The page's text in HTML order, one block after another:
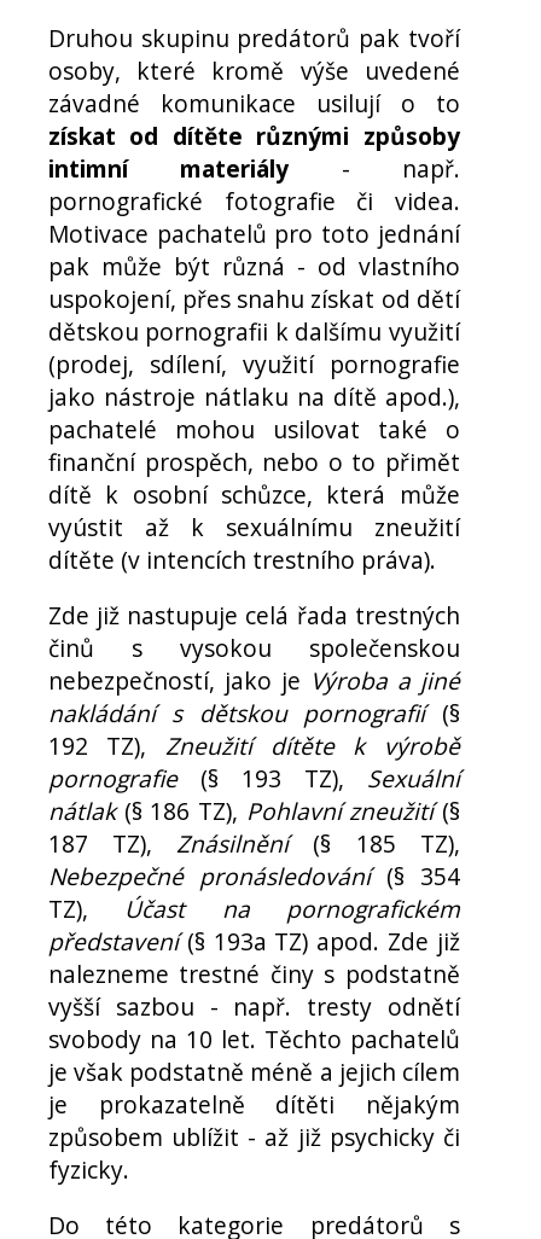
Druhou skupinu predátorů pak tvoří
osoby, které kromě výše uvedené
závadné komunikace usilují o to
získat od dítěte různými způsoby
intimní materiály- např.
pornografické fotografie či videa.
Motivace pachatelů pro toto jednání
pak může být různá - od vlastního
uspokojení, přes snahu získat od dětí
dětskou pornografii k dalšímu využití
(prodej, sdílení, využití pornografie
jako nástroje nátlaku na dítě apod.),
pachatelé mohou usilovat také o
finanční prospěch, nebo o to přimět
dítě k osobní schůzce, která může
vyústit až k sexuálnímu zneužití
dítěte (v intencích trestního práva).
Zde již nastupuje celá řada trestných
činů s vysokou společenskou
nebezpečností, jako je Výroba a jiné
nakládání s dětskou pornografií(§
192 TZ), Zneužití dítěte k výrobě
pornografie(§ 193 TZ), Sexuální
nátlak(§ 186 TZ), Pohlavní zneužití(§
187 TZ),Znásilnění(§ 185 TZ),
Nebezpečné pronásledování(§ 354
TZ), Účast na pornografickém
představení(§ 193a TZ) apod. Zde již
nalezneme trestné činy s podstatně
vyšší sazbou - např. tresty odnětí
svobody na 10 let. Těchto pachatelů
je však podstatně méně a jejich cílem
je prokazatelně dítěti nějakým
způsobem ublížit - až již psychicky či
fyzicky.
Do této kategorie predátorů s